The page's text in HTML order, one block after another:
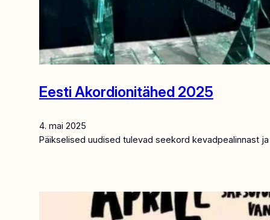
Eesti Akordionitähed 2025
4. mai 2025
Päikselised uudised tulevad seekord kevadpealinnast